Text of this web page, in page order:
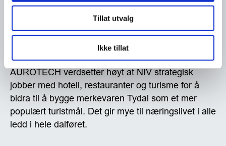
Tillat utvalg
Ikke tillat
sammenlignet med hva det kan ta av tid å komme
seg fra en hvilken som helst flyplass og inn til et
hovedkontor. Når det er sagt så er AUROTECH
stolt av Tydal og prøver å bruke næringslivet for
hva det er verdt i slike sammenhenger.
AUROTECH verdsetter høyt at NIV strategisk
jobber med hotell, restauranter og turisme for å
bidra til å bygge merkevaren Tydal som et mer
populært turistmål. Det gir mye til næringslivet i alle
ledd i hele dalføret.